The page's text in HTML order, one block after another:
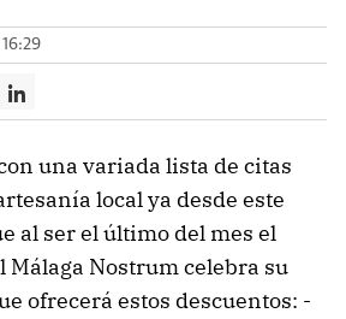
una variada lista de citas
local ya desde este
al ser el último del mes el
Nostrum celebra su
ofrecerá estos descuentos: -